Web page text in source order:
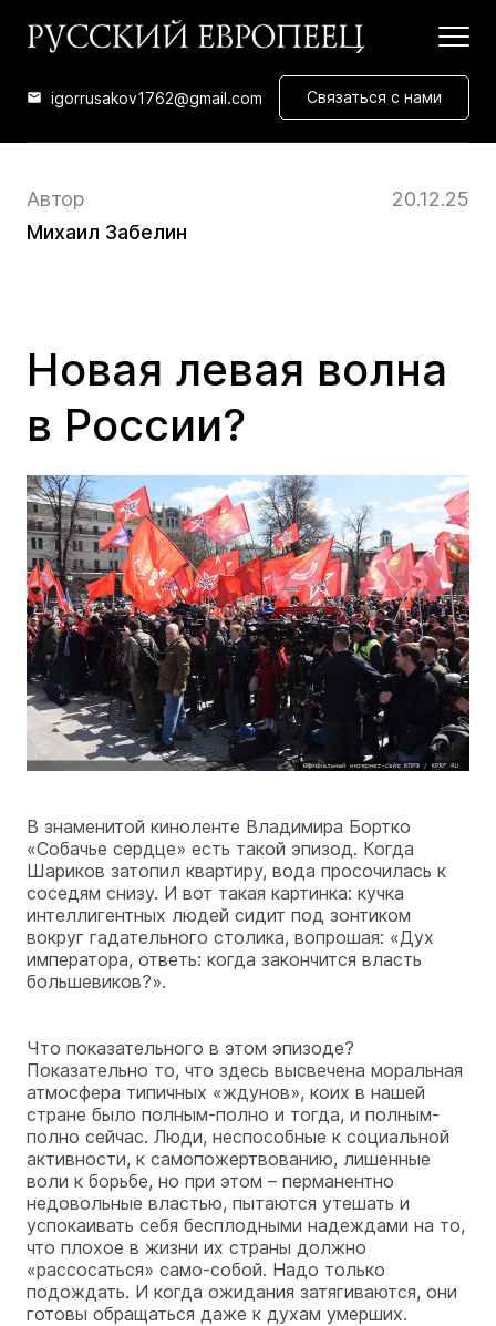
igorrusakov1762@gmail.com Связаться с нами
Автор
Михаил Забелин
20.12.25
Новая левая волна
в России?
В знаменитой киноленте Владимира Бортко
«Собачье сердце» есть такой эпизод. Когда
Шариков затопил квартиру, вода просочилась к
соседям снизу. И вот такая картинка: кучка
интеллигентных людей сидит под зонтиком
вокруг гадательного столика, вопрошая: «Дух
императора, ответь: когда закончится власть
большевиков?».
Что показательного в этом эпизоде?
Показательно то, что здесь высвечена моральная
атмосфера типичных «ждунов», коих в нашей
стране было полным-полно и тогда, и полным-
полно сейчас. Люди, неспособные к социальной
активности, к самопожертвованию, лишенные
воли к борьбе, но при этом – перманентно
недовольные властью, пытаются утешать и
успокаивать себя бесплодными надеждами на то,
что плохое в жизни их страны должно
«рассосаться» само-собой. Надо только
подождать. И когда ожидания затягиваются, они
готовы обращаться даже к духам умерших.